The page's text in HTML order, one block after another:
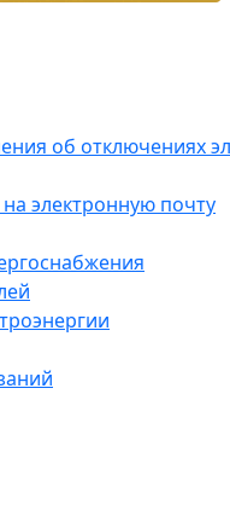
об отключениях
электронную почту